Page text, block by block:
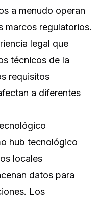
a menudo operan
marcos regulatorios.
legal que
técnicos de la
requisitos
a diferentes
hub tecnológico
locales
datos para
Los